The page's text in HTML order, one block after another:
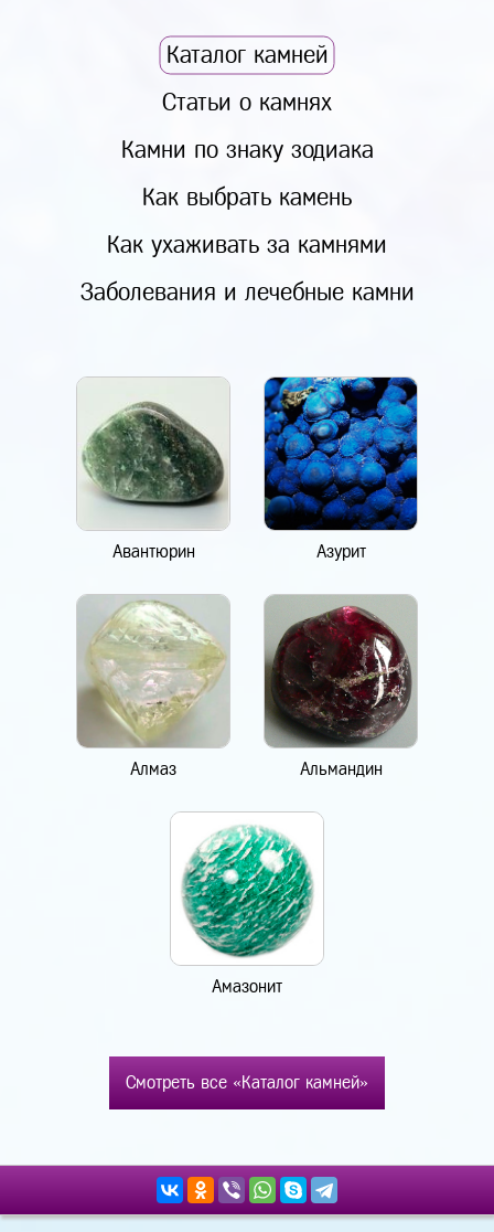
Каталог камней
Статьи о камнях
Камни по знаку зодиака
Как выбрать камень
Как ухаживать за камнями
Заболевания и лечебные камни
Авантюрин Азурит
Алмаз Альмандин
Амазонит
Смотреть все «Каталог камней»